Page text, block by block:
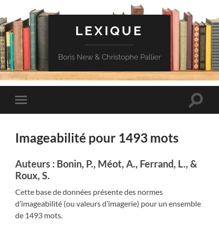
LEXIQUE
Boris New & Christophe Pallier
Toggle
mobile
Toggle
Imageabilité pour 1493 mots
Auteurs : Bonin, P., Méot, A., Ferrand, L., &
Roux, S.
Cette base de données présente des normes
d’imageabilité (ou valeurs d’imagerie) pour un ensemble
de 1493 mots.